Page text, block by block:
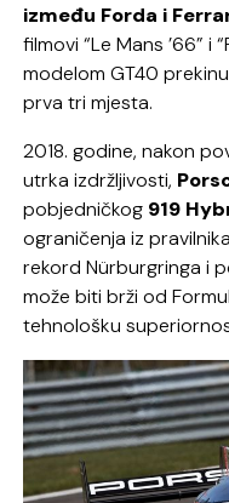
između Forda i
filmovi “Le Mans ’66” i
modelom GT40
prva tri mjesta.
2018. godine, nakon
utrka izdržljivosti,
pobjedničkog 919
ograničenja iz
rekord Nürburgringa i
može biti brži od
tehnološku